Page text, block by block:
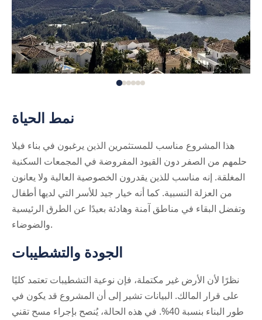
نمط الحياة
هذا المشروع مناسب للمستثمرين الذين يرغبون في بناء فيلا
حلمهم من الصفر دون القيود المفروضة في المجمعات السكنية
المغلقة. إنه مناسب للذين يقدرون الخصوصية العالية ولا يعانون
من العزلة النسبية. كما أنه خيار جيد للأسر التي لديها أطفال
وتفضل البقاء في مناطق آمنة وهادئة بعيدًا عن الطرق الرئيسية
والضوضاء.
الجودة والتشطيبات
نظرًا لأن الأرض غير مكتملة، فإن نوعية التشطيبات تعتمد كليًا
على قرار المالك. البيانات تشير إلى أن المشروع قد يكون في
طور البناء بنسبة 40%. في هذه الحالة، يُنصح بإجراء مسح تقني